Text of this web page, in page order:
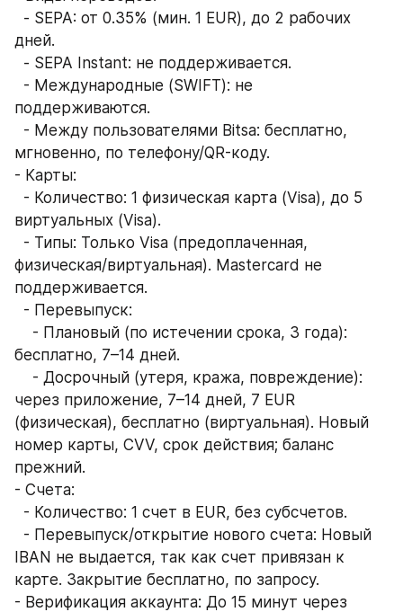
дней.
  - SEPA Instant: не поддерживается.
поддерживаются.
мгновенно, по телефону/QR-коду.
- Карты:
виртуальных (Visa).
физическая/виртуальная). Mastercard не
поддерживается.
  - Перевыпуск:
бесплатно, 7–14 дней.
через приложение, 7–14 дней, 7 EUR
(физическая), бесплатно (виртуальная). Новый
номер карты, CVV, срок действия; баланс
прежний.
- Счета:
  - Количество: 1 счет в EUR, без субсчетов.
IBAN не выдается, так как счет привязан к
карте. Закрытие бесплатно, по запросу.
- Верификация аккаунта: До 15 минут через